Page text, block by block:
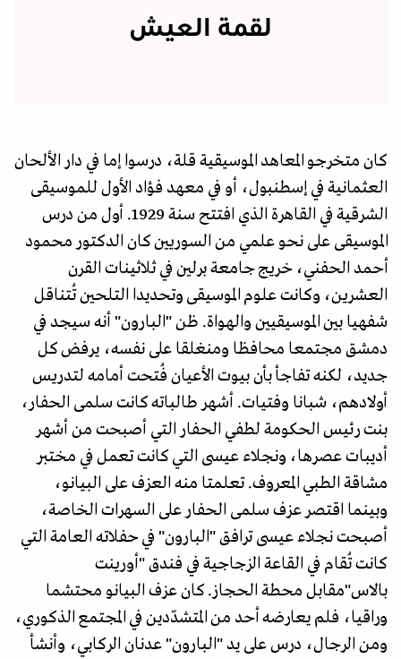
لقمة العيش
كان متخرجو المعاهد الموسيقية قلة، درسوا إما في دار الألحان
العثمانية في إسطنبول، أو في معهد فؤاد الأول للموسيقى
الشرقية في القاهرة الذي افتتح سنة 1929. أول من درس
الموسيقى على نحو علمي من السوريين كان الدكتور محمود
أحمد الحفني، خريج جامعة برلين في ثلاثينات القرن
العشرين، وكانت علوم الموسيقى وتحديدا التلحين تُتناقل
شفهيا بين الموسيقيين والهواة. ظن "البارون" أنه سيجد في
دمشق مجتمعا محافظا ومنغلقا على نفسه، يرفض كل
جديد، لكنه تفاجأ بأن بيوت الأعيان فُتحت أمامه لتدريس
أولادهم، شبانا وفتيات. أشهر طالباته كانت سلمى الحفار،
بنت رئيس الحكومة لطفي الحفار التي أصبحت من أشهر
أديبات عصرها، ونجلاء عيسى التي كانت تعمل في مختبر
مشاقة الطبي المعروف. تعلمتا منه العزف على البيانو،
وبينما اقتصر عزف سلمى الحفار على السهرات الخاصة،
أصبحت نجلاء عيسى ترافق "البارون" في حفلاته العامة التي
كانت تُقام في القاعة الزجاجية في فندق "أورينت
بالاس"مقابل محطة الحجاز. كان عزف البيانو محتشما
وراقيا، فلم يعارضه أحد من المتشدّدين في المجتمع الذكوري،
ومن الرجال، درس على يد "البارون" عدنان الركابي، وأنشأ